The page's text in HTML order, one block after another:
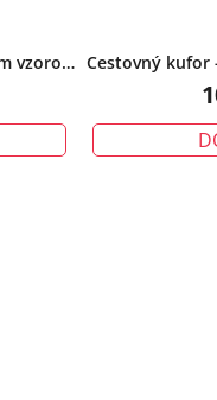
vzorom Cestovný kufor
shell s